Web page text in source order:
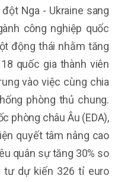
Nga - Ukraine sang
công nghiệp quốc
động thái nhằm tăng
quốc gia thành viên
vào việc cùng chia
phòng thủ chung.
phòng châu Âu (EDA),
quyết tâm nâng cao
quân sự tăng 30% so
tư dự kiến 326 tỉ euro